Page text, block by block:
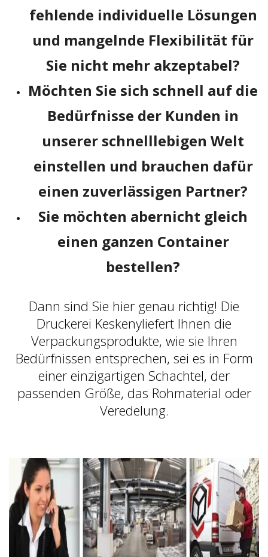
fehlende individuelle Lösungen
und mangelnde Flexibilität für
Sie nicht mehr akzeptabel?
Möchten Sie sich schnell auf die
Bedürfnisse der Kunden in
unserer schnelllebigen Welt
einstellen und brauchen dafür
einen zuverlässigen Partner?
Sie möchten abernicht gleich
einen ganzen Container
bestellen?
Dann sind Sie hier genau richtig! Die
Druckerei Keskenyliefert Ihnen die
Verpackungsprodukte, wie sie Ihren
Bedürfnissen entsprechen, sei es in Form
einer einzigartigen Schachtel, der
passenden Größe, das Rohmaterial oder
Veredelung.